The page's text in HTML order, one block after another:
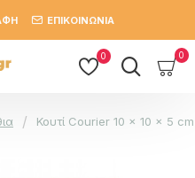
ΕΠΙΚΟΙΝΩΝΙΑ
0 0
Κουτί Courier 10 x 10 x 5 cm